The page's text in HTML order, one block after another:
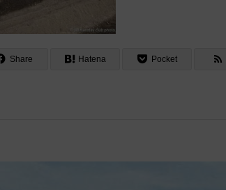
Share Hatena Pocket